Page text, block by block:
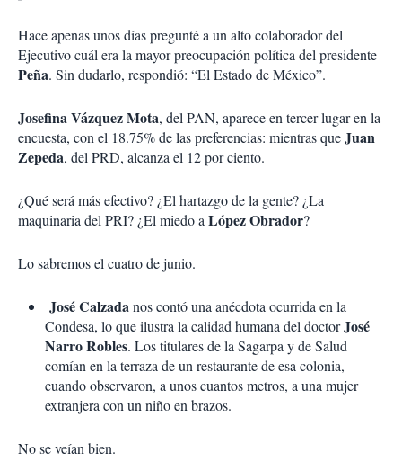
Hace apenas unos días pregunté a un alto colaborador del
Ejecutivo cuál era la mayor preocupación política del presidente
Peña. Sin dudarlo, respondió: “El Estado de México”.
Josefina Vázquez Mota, del PAN, aparece en tercer lugar en la
encuesta, con el 18.75% de las preferencias: mientras queJuan
Zepeda, del PRD, alcanza el 12 por ciento.
¿Qué será más efectivo? ¿El hartazgo de la gente? ¿La
maquinaria del PRI? ¿El miedo a López Obrador?
Lo sabremos el cuatro de junio.
José Calzadanos contó una anécdota ocurrida en la
Condesa, lo que ilustra la calidad humana del doctorJosé
Narro Robles. Los titulares de la Sagarpa y de Salud
comían en la terraza de un restaurante de esa colonia,
cuando observaron, a unos cuantos metros, a una mujer
extranjera con un niño en brazos.
No se veían bien.